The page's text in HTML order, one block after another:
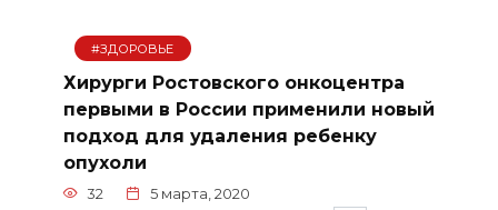
#ЗДОРОВЬЕ
Хирурги Ростовского онкоцентра
первыми в России применили новый
подход для удаления ребенку
опухоли
32 5 марта, 2020